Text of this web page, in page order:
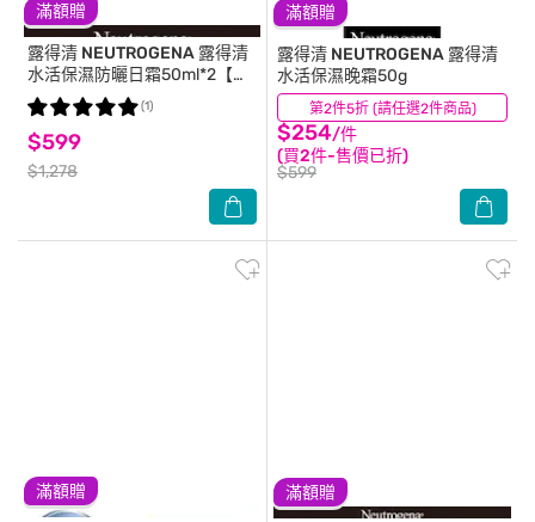
滿額贈
露得清 NEUTROGENA 露得清
水活保濕防曬日霜50ml*2【超
值二入組】
$599
$1,278
(1)
滿額贈
第2件5折 (請任選2件商品)
露得清 NEUTROGENA 露得清
水活保濕晚霜50g
$254/件
(買2件-售價已折)
$599
(35)
滿額贈 滿額贈